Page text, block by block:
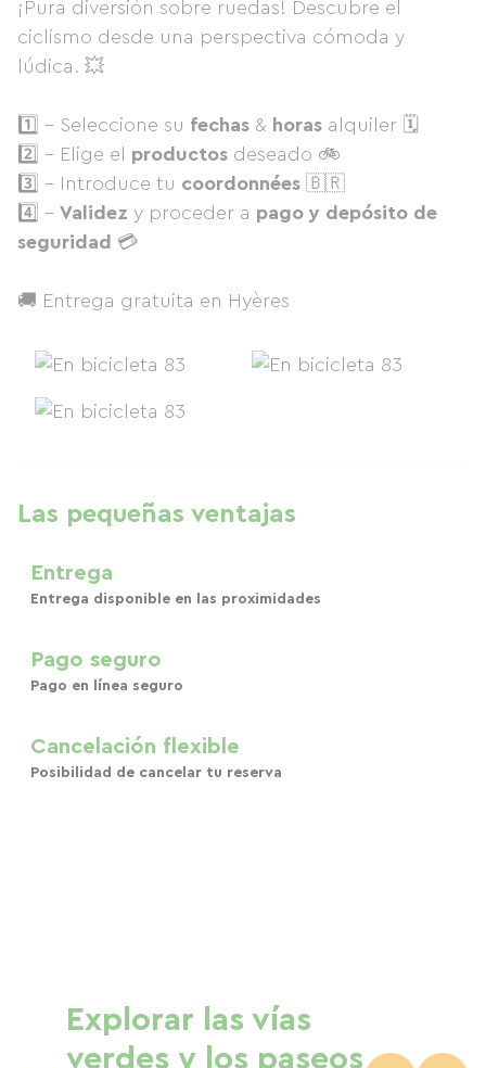
¡Pura diversión sobre ruedas! Descubre el
ciclismo desde una perspectiva cómoda y
lúdica. 💥
1️⃣ - Seleccione su fechas & horas alquiler 🗓
2️⃣ - Elige el productos deseado 🚲
3️⃣ - Introduce tu coordonnées 🇧🇷
4️⃣ - Validez y proceder a pago y depósito de
seguridad 💳
🚚 Entrega gratuita en Hyères
Las pequeñas ventajas
Entrega
Entrega disponible en las proximidades
Pago seguro
Pago en línea seguro
Cancelación flexible
Posibilidad de cancelar tu reserva
Explorar las vías
verdes y los paseos